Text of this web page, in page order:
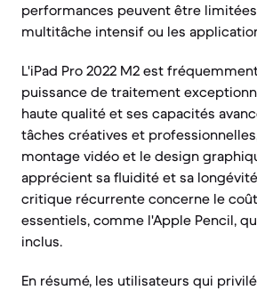
performances peuvent être
multitâche intensif ou les
L'iPad Pro 2022 M2 est
puissance de traitement
haute qualité et ses capacités
tâches créatives et
montage vidéo et le design
apprécient sa fluidité et sa
critique récurrente concerne le
essentiels, comme l'Apple Pencil,
inclus.
En résumé, les utilisateurs qui